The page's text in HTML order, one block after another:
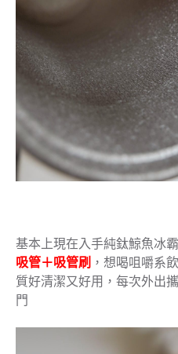
基本上現在入手純鈦鯨魚冰
吸管＋吸管刷 ，想喝咀嚼系
質好清潔又好用，每次外出
門